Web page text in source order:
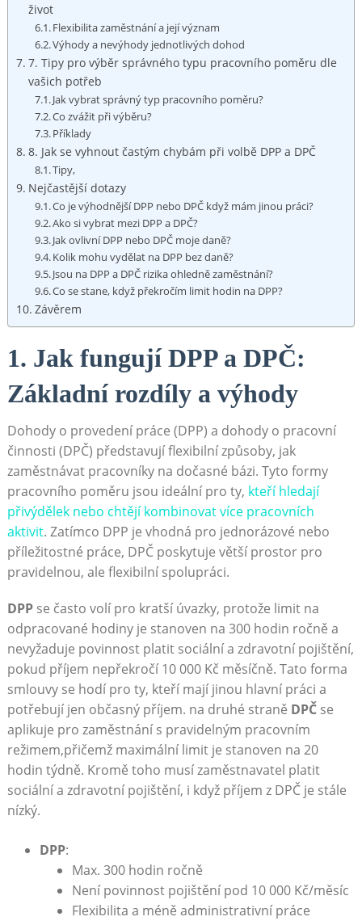
život
Flexibilita zaměstnání a její význam
Výhody a nevýhody jednotlivých dohod
7. Tipy pro výběr správného typu pracovního poměru dle
vašich potřeb
Jak vybrat správný typ pracovního poměru?
Co zvážit při výběru?
Příklady
8. Jak se vyhnout častým chybám při volbě DPP a DPČ
Tipy,
Nejčastější dotazy
Co je výhodnější DPP nebo DPČ když mám jinou práci?
Ako si vybrat mezi DPP a DPČ?
Jak ovlivní DPP nebo DPČ moje daně?
Kolik mohu vydělat na DPP bez daně?
Jsou na DPP a DPČ rizika ohledně zaměstnání?
Co se stane, když překročím limit hodin na DPP?
Závěrem
1. Jak fungují DPP a DPČ:
Základní rozdíly a výhody
Dohody o provedení práce (DPP) a dohody o pracovní
činnosti (DPČ) představují flexibilní způsoby, jak
zaměstnávat pracovníky na dočasné bázi. Tyto formy
pracovního poměru jsou ideální pro ty, kteří hledají
přivýdělek nebo chtějí kombinovat více pracovních
aktivit. Zatímco DPP je vhodná pro jednorázové nebo
příležitostné práce, DPČ poskytuje větší prostor pro
pravidelnou, ale flexibilní spolupráci.
DPPse často volí pro kratší úvazky, protože limit na
odpracované hodiny je stanoven na 300 hodin ročně a
nevyžaduje povinnost platit sociální a zdravotní pojištění,
pokud příjem nepřekročí 10 000 Kč měsíčně. Tato forma
smlouvy se hodí pro ty, kteří mají jinou hlavní práci a
potřebují jen občasný příjem. na druhé straně DPČse
aplikuje pro zaměstnání s pravidelným pracovním
režimem,přičemž maximální limit je stanoven na 20
hodin týdně. Kromě toho musí zaměstnavatel platit
sociální a zdravotní pojištění, i když příjem z DPČ je stále
nízký.
DPP:
Max. 300 hodin ročně
Není povinnost pojištění pod 10 000 Kč/měsíc
Flexibilita a méně administrativní práce